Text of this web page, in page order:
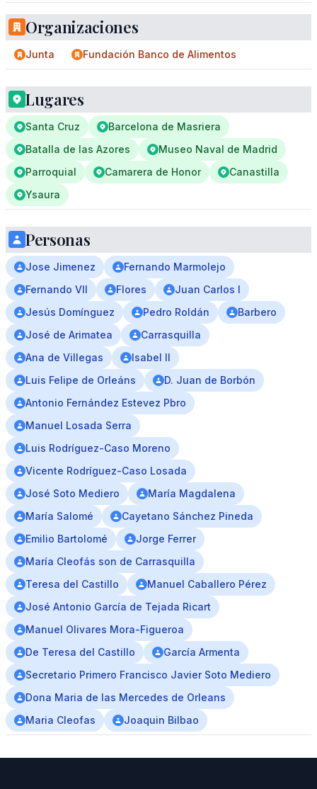
Organizaciones
Junta Fundación Banco de Alimentos
Lugares
Santa Cruz
Barcelona de Masriera
Batalla de las Azores
Museo Naval de Madrid
Parroquial
Camarera de Honor
Canastilla
Ysaura
Personas
Jose Jimenez
Fernando Marmolejo
Fernando VII
Flores
Juan Carlos I
Jesús Domínguez
Pedro Roldán
Barbero
José de Arimatea
Carrasquilla
Ana de Villegas
Isabel II
Luis Felipe de Orleáns
D. Juan de Borbón
Antonio Fernández Estevez Pbro
Manuel Losada Serra
Luis Rodríguez-Caso Moreno
Vicente Rodríguez-Caso Losada
José Soto Mediero
María Magdalena
María Salomé
Cayetano Sánchez Pineda
Emilio Bartolomé
Jorge Ferrer
María Cleofás son de Carrasquilla
Teresa del Castillo
Manuel Caballero Pérez
José Antonio García de Tejada Ricart
Manuel Olivares Mora-Figueroa
De Teresa del Castillo
García Armenta
Secretario Primero Francisco Javier Soto Mediero
Dona Maria de las Mercedes de Orleans
Maria Cleofas
Joaquin Bilbao